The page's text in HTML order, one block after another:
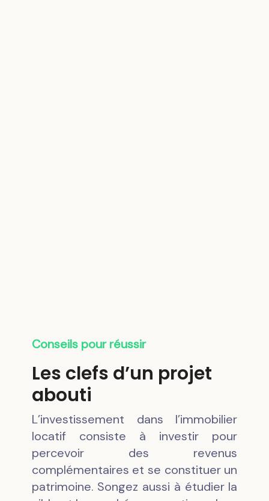
Conseils pour réussir
Les clefs d’un projet
abouti
L’investissement dans l’immobilier
locatif consiste à investir pour
percevoir des revenus
complémentaires et se constituer un
patrimoine. Songez aussi à étudier la